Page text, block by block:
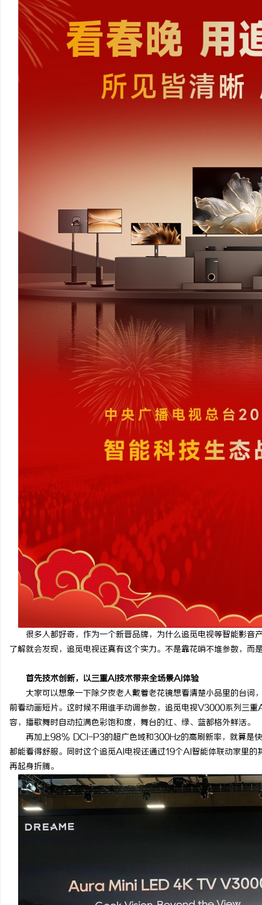
很多人都好奇，作为一个新晋品牌，为什么追觅电视等智能影
了解就会发现，追觅电视还真有这个实力。不是靠花哨不堆参数，而
首先技术创新，以三重AI技术带来全场景AI体验
大家可以想象一下除夕夜老人戴着老花镜想看清楚小品里的台
前看动画短片。这时候不用谁手动调参数，追觅电视V3000系列三
容，播歌舞时自动拉满色彩饱和度，舞台的红、绿、蓝都格外鲜活。
再加上98% DCI-P3的超广色域和300Hz的高刷新率，就算是
都能看得舒服。同时这个追觅AI电视还通过19个AI智能体联动家里
再起身折腾。
汉配眼镜 上海配眼镜 武汉配眼镜 上海配眼镜